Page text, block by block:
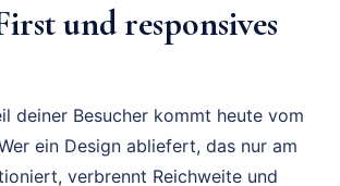
und responsives
deiner Besucher kommt heute vom
ein Design abliefert, das nur am
verbrennt Reichweite und